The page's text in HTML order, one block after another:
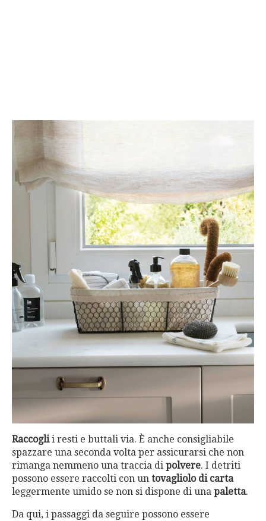
Raccoglii resti e buttali via. È anche consigliabile
spazzare una seconda volta per assicurarsi che non
rimanga nemmeno una traccia di polvere. I detriti
possono essere raccolti con un tovagliolo di carta
leggermente umido se non si dispone di una paletta.
Da qui, i passaggi da seguire possono essere